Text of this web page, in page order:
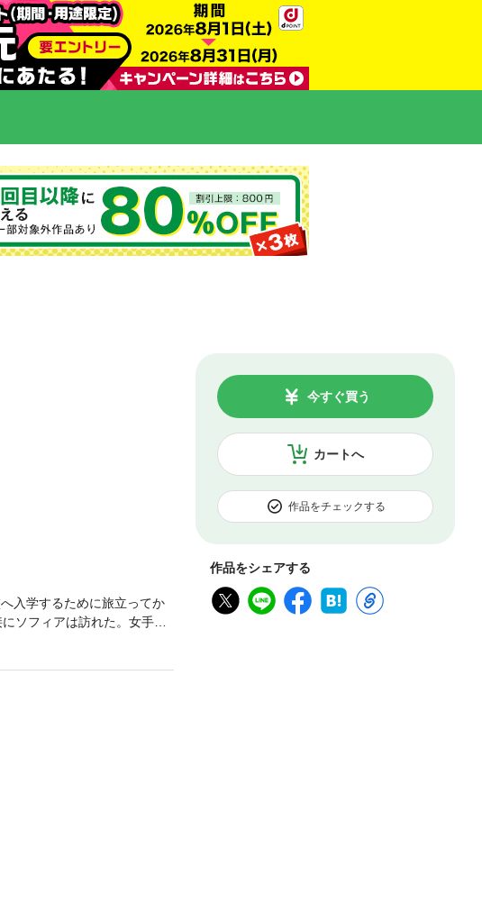
カートへ
今すぐ買う
作品をチェックする
作品をシェアする
入学するために旅立ってか
ソフィアは訪れた。女手ひ
フィアは喜び、かつての思